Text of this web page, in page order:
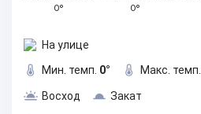
0°
0°
На улице
Мин. темп. 0° Макс. темп.
Восход Закат